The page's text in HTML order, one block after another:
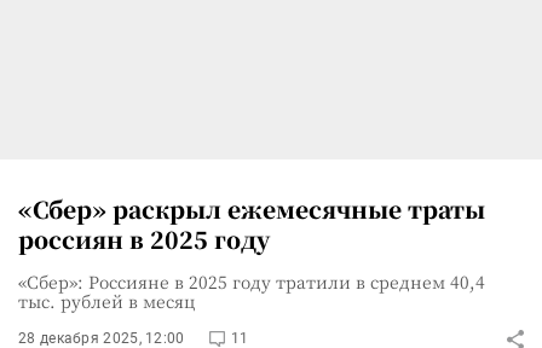
«Сбер» раскрыл ежемесячные траты
россиян в 2025 году
«Сбер»: Россияне в 2025 году тратили в среднем 40,4
тыс. рублей в месяц
28 декабря 2025, 12:00 11